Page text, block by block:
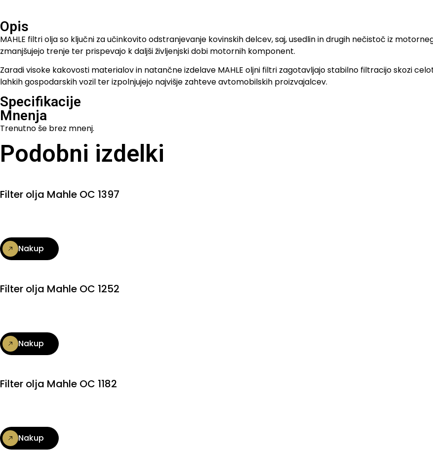
Opis
MAHLE filtri olja so ključni za učinkovito odstranjevanje kovinskih delcev, saj, usedlin in drugih nečistoč iz
zmanjšujejo trenje ter prispevajo k daljši življenjski dobi motornih komponent.
Zaradi visoke kakovosti materialov in natančne izdelave MAHLE oljni filtri zagotavljajo stabilno filtracijo skozi
lahkih gospodarskih vozil ter izpolnjujejo najvišje zahteve avtomobilskih proizvajalcev.
Specifikacije
Mnenja
Trenutno še brez mnenj.
Podobni izdelki
Filter olja Mahle OC 1397
Nakup
Filter olja Mahle OC 1252
Nakup
Filter olja Mahle OC 1182
Nakup